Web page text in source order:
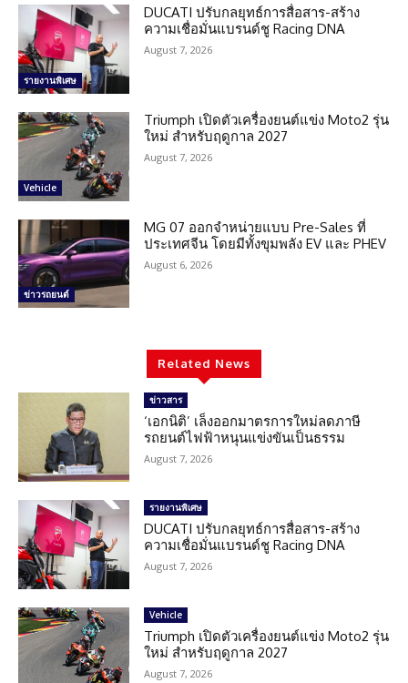
รายงานพิเศษ
DUCATI ปรับกลยุทธ์การสื่อสาร-สร้าง
ความเชื่อมั่นแบรนด์ชู Racing DNA
August 7, 2026
Vehicle
Triumph เปิดตัวเครื่องยนต์แข่ง Moto2 รุ่น
ใหม่ สำหรับฤดูกาล 2027
August 7, 2026
ข่าวรถยนต์
MG 07 ออกจำหน่ายแบบ Pre-Sales ที่
ประเทศจีน โดยมีทั้งขุมพลัง EV และ PHEV
August 6, 2026
Related News
ข่าวสาร
‘เอกนิติ’ เล็งออกมาตรการใหม่ลดภาษี
รถยนต์ไฟฟ้าหนุนแข่งขันเป็นธรรม
August 7, 2026
รายงานพิเศษ
DUCATI ปรับกลยุทธ์การสื่อสาร-สร้าง
ความเชื่อมั่นแบรนด์ชู Racing DNA
August 7, 2026
Vehicle
Triumph เปิดตัวเครื่องยนต์แข่ง Moto2 รุ่น
ใหม่ สำหรับฤดูกาล 2027
August 7, 2026